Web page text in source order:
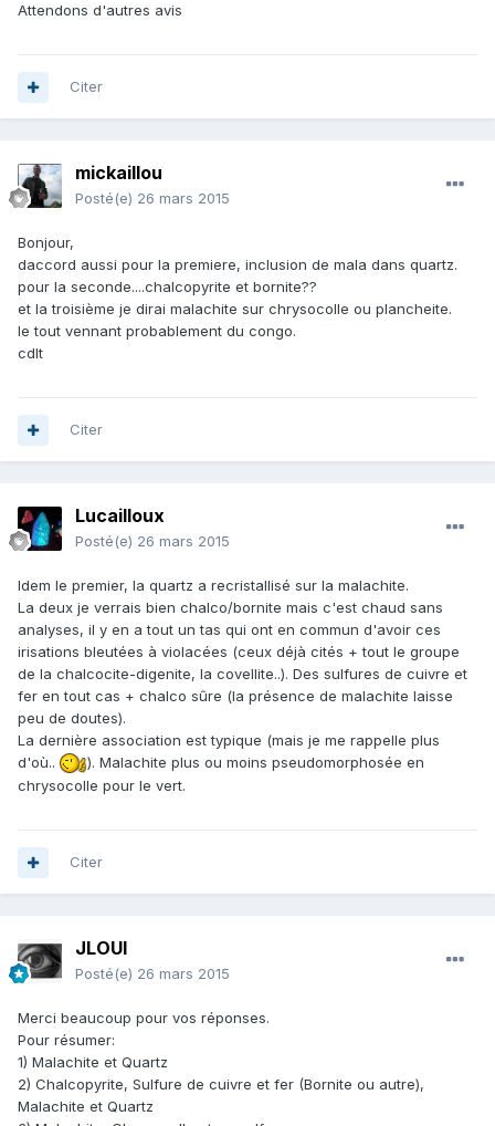
Attendons d'autres avis
Citer
mickaillou
Posté(e) 26 mars 2015
Bonjour,
daccord aussi pour la premiere, inclusion de mala dans quartz.
pour la seconde....chalcopyrite et bornite??
et la troisième je dirai malachite sur chrysocolle ou plancheite.
le tout vennant probablement du congo.
cdlt
Citer
Lucailloux
Posté(e) 26 mars 2015
Idem le premier, la quartz a recristallisé sur la malachite.
La deux je verrais bien chalco/bornite mais c'est chaud sans
analyses, il y en a tout un tas qui ont en commun d'avoir ces
irisations bleutées à violacées (ceux déjà cités + tout le groupe
de la chalcocite-digenite, la covellite..). Des sulfures de cuivre et
fer en tout cas + chalco sûre (la présence de malachite laisse
peu de doutes).
La dernière association est typique (mais je me rappelle plus
d'où..
). Malachite plus ou moins pseudomorphosée en
chrysocolle pour le vert.
Citer
JLOUI
Posté(e) 26 mars 2015
Merci beaucoup pour vos réponses.
Pour résumer:
1) Malachite et Quartz
2) Chalcopyrite, Sulfure de cuivre et fer (Bornite ou autre),
Malachite et Quartz